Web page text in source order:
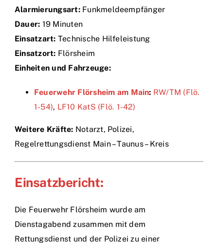
Technik
Alarmierungsart:Funkmeldeempfänger
Dauer: 19 Minuten
Einsatzart: Technische Hilfeleistung
Einsatzort: Flörsheim
Einheiten und Fahrzeuge:
Feuerwehr Flörsheim am Main: RW/TM (Flö.
1-54), LF10 KatS (Flö. 1-42)
Weitere Kräfte: Notarzt, Polizei,
Regelrettungsdienst Main – Taunus – Kreis
Einsatzbericht:
Die Feuerwehr Flörsheim wurde am
Dienstagabend zusammen mit dem
Rettungsdienst und der Polizei zu einer